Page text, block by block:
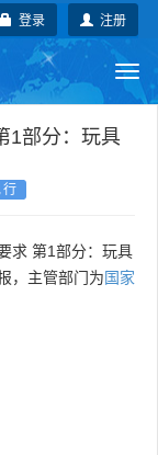
注册
登录
地方标准
1部分：玩具
求 第1部分：玩具
，主管部门为国家